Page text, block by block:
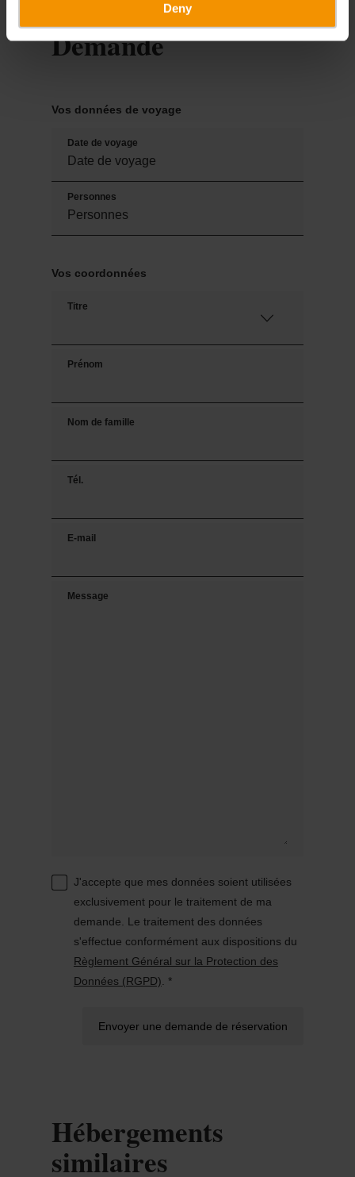
Deny
Demande
Vos données de voyage
Date de voyage
Personnes
Vos coordonnées
Titre
Prénom
Nom de famille
Tél.
E-mail
Message
J'accepte que mes données soient utilisées
exclusivement pour le traitement de ma
demande. Le traitement des données
s'effectue conformément aux dispositions du
Règlement Général sur la Protection des
Données (RGPD). *
Envoyer une demande de réservation
Hébergements
similaires